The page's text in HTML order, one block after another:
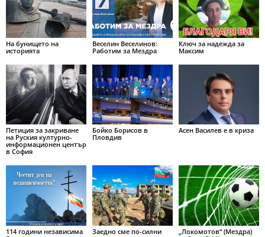
На бунището на
историята
Веселин Веселинов:
Работим за Мездра
Ключ за надежда за
Максим
Петиция за закриване
на Руския културно-
информационен център
в София
Бойко Борисов в
Пловдив
Асен Василев е в криза
114 години независима
Заедно сме по-силни
„Локомотов“ (Мездра)